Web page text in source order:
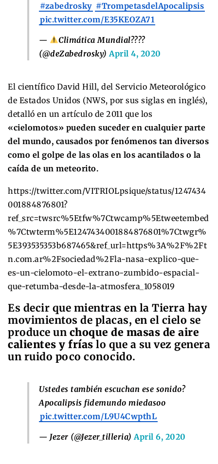
#zabedrosky #TrompetasdelApocalipsis
pic.twitter.com/E35KEOZA71
—
Climática Mundial????
(@deZabedrosky) April 4, 2020
El científico David Hill, del Servicio Meteorológico
de Estados Unidos (NWS, por sus siglas en inglés),
detalló en un artículo de 2011 que los
«cielomotos» pueden suceder en cualquier parte
del mundo, causados por fenómenos tan diversos
como el golpe de las olas en los acantilados o la
caída de un meteorito.
https://twitter.com/VITRIOLpsique/status/1247434
001884876801?
ref_src=twsrc%5Etfw%7Ctwcamp%5Etweetembed
%7Ctwterm%5E1247434001884876801%7Ctwgr%
5E393535353b687465&ref_url=https%3A%2F%2Ft
n.com.ar%2Fsociedad%2Fla-nasa-explico-que-
es-un-cielomoto-el-extrano-zumbido-espacial-
que-retumba-desde-la-atmosfera_1058019
Es decir que mientras en la Tierra hay
movimientos de placas, en el cielo se
produce un choque de masas de aire
calientes y frías lo que a su vez genera
un ruido poco conocido.
Ustedes también escuchan ese sonido?
Apocalipsis fidemundo miedasoo
pic.twitter.com/L9U4CwpthL
— Jezer (@Jezer_tilleria) April 6, 2020